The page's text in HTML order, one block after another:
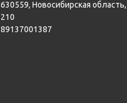
630559, Новосибирская
210
89137001387